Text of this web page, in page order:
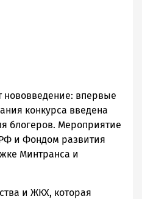
впервые
конкурса введена
блогеров. Мероприятие
и Фондом развития
Минтранса и
и ЖКХ, которая